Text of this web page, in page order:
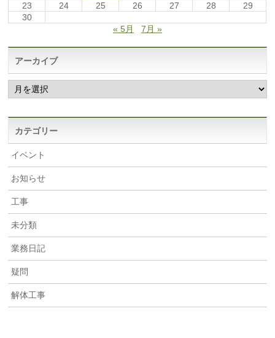
23
24 25 26 27 28
29
30
« 5月
7月 »
アーカイブ
ア
ー
カ
カテゴリー
イベント
お知らせ
工事
未分類
業務日記
疑問
解体工事